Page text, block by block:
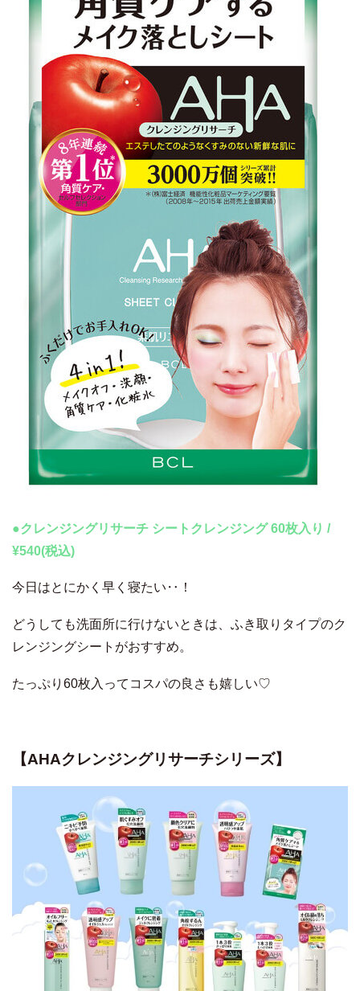
●クレンジングリサーチ シートクレンジング 60枚入り /
¥540(税込)
今日はとにかく早く寝たい‥！
どうしても洗面所に行けないときは、ふき取りタイプのク
レンジングシートがおすすめ。
たっぷり60枚入ってコスパの良さも嬉しい♡
【AHAクレンジングリサーチシリーズ】